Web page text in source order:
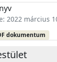
2022 március
dokumentum